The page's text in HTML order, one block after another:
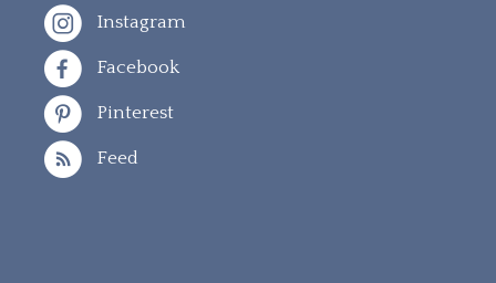
Instagram
Facebook
Pinterest
Feed